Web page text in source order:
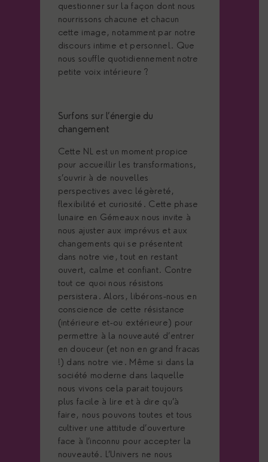
questionner sur la façon dont nous
nourrissons chacune et chacun
cette image, notamment par notre
discours intime et personnel. Que
nous souffle quotidiennement notre
petite voix intérieure ?
Surfons sur l’énergie du
changement
Cette NL est un moment propice
pour accueillir les transformations,
s’ouvrir à de nouvelles
perspectives avec légèreté,
flexibilité et curiosité. Cette phase
lunaire en Gémeaux nous invite à
nous ajuster aux imprévus et aux
changements qui se présentent
dans notre vie, tout en restant
ouvert, calme et confiant. Contre
tout ce quoi nous résistons
persistera. Alors, libérons-nous en
conscience de cette résistance
(intérieure et-ou extérieure) pour
permettre à la nouveauté d’entrer
en douceur (et non en grand fracas
!) dans notre vie. Même si dans la
société moderne dans laquelle
nous vivons cela parait toujours
plus facile à lire et à dire qu’à
faire, nous pouvons toutes et tous
cultiver une attitude d’ouverture
face à l’inconnu pour accepter la
nouveauté. L’Univers ne nous